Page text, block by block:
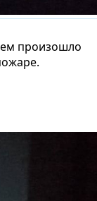
произошло